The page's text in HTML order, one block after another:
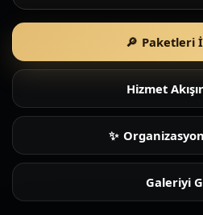
Paketleri
Hizmet
Galeriyi